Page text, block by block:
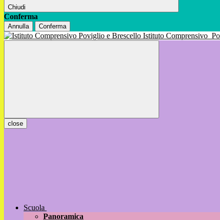
Chiudi
Conferma
Annulla Conferma
Istituto Comprensivo
close
Scuola
Panoramica